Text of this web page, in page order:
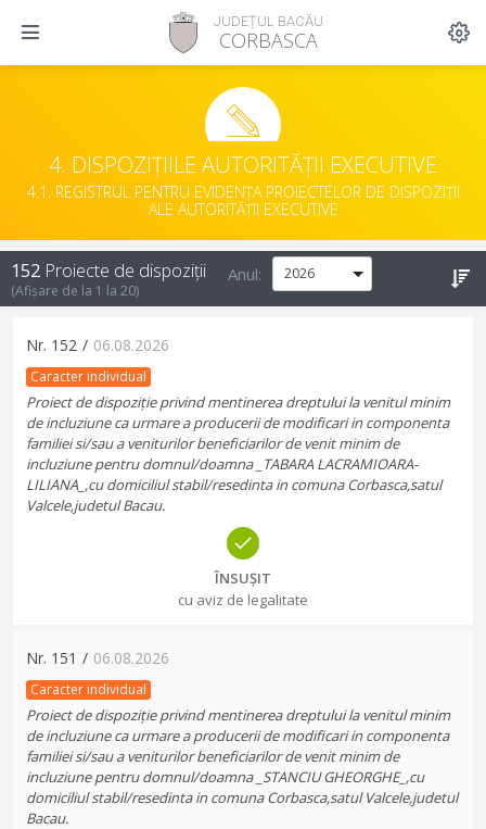
JUDEȚUL BACĂU
CORBASCA
4. DISPOZIȚIILE AUTORITĂȚII EXECUTIVE
4.1. REGISTRUL PENTRU EVIDENȚA PROIECTELOR DE DISPOZIȚII
ALE AUTORITĂȚII EXECUTIVE
152 Proiecte de dispoziții
(Afișare de la 1 la 20)
Anul:
Nr. 152 / 06.08.2026
Caracter individual
Proiect de dispoziție privind mentinerea dreptului la venitul minim
de incluziune ca urmare a producerii de modificari in componenta
familiei si/sau a veniturilor beneficiarilor de venit minim de
incluziune pentru domnul/doamna _TABARA LACRAMIOARA-
LILIANA_,cu domiciliul stabil/resedinta in comuna Corbasca,satul
Valcele,judetul Bacau.
ÎNSUȘIT
cu aviz de legalitate
Nr. 151 / 06.08.2026
Caracter individual
Proiect de dispoziție privind mentinerea dreptului la venitul minim
de incluziune ca urmare a producerii de modificari in componenta
familiei si/sau a veniturilor beneficiarilor de venit minim de
incluziune pentru domnul/doamna _STANCIU GHEORGHE_,cu
domiciliul stabil/resedinta in comuna Corbasca,satul Valcele,judetul
Bacau.